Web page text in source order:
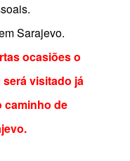
Sarajevo.
ocasiões o
será visitado já
caminho de